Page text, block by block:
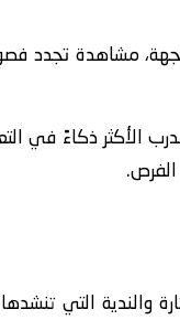
مشاهدة تجدد
الأكثر ذكاءً في
والندية التي